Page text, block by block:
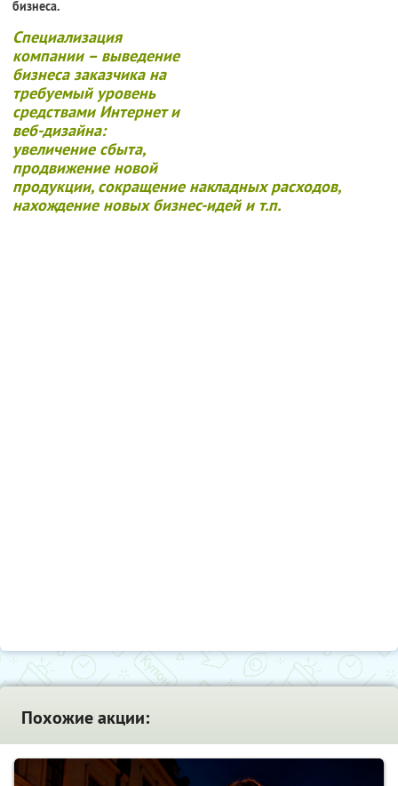
бизнеса.
Специализация
компании – выведение
бизнеса заказчика на
требуемый уровень
средствами Интернет и
веб-дизайна:
увеличение сбыта,
продвижение новой
продукции, сокращение накладных расходов,
нахождение новых бизнес-идей и т.п.
Похожие акции: